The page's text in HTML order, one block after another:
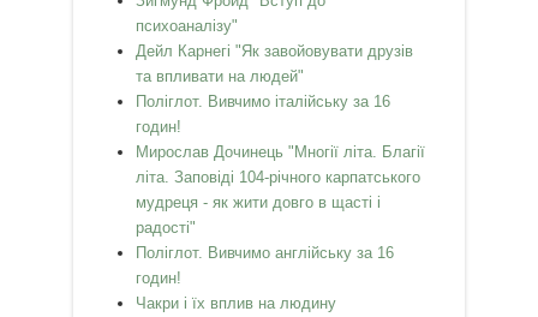
психоаналізу"
Дейл Карнегі "Як завойовувати друзів
та впливати на людей"
Поліглот. Вивчимо італійську за 16
годин!
Мирослав Дочинець "Многії літа. Благії
літа. Заповіді 104-річного карпатського
мудреця - як жити довго в щасті і
радості"
Поліглот. Вивчимо англійську за 16
годин!
Чакри і їх вплив на людину